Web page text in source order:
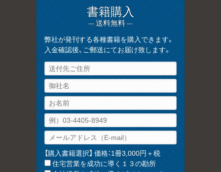
書籍購入
— 送料無料 —
弊社が発刊する各種書籍を購入できます。
入金確認後、ご郵送にてお届け致します。
【購入書籍選択】 価格：1冊3,000円＋税
住宅営業を成功に導く１３の勘所